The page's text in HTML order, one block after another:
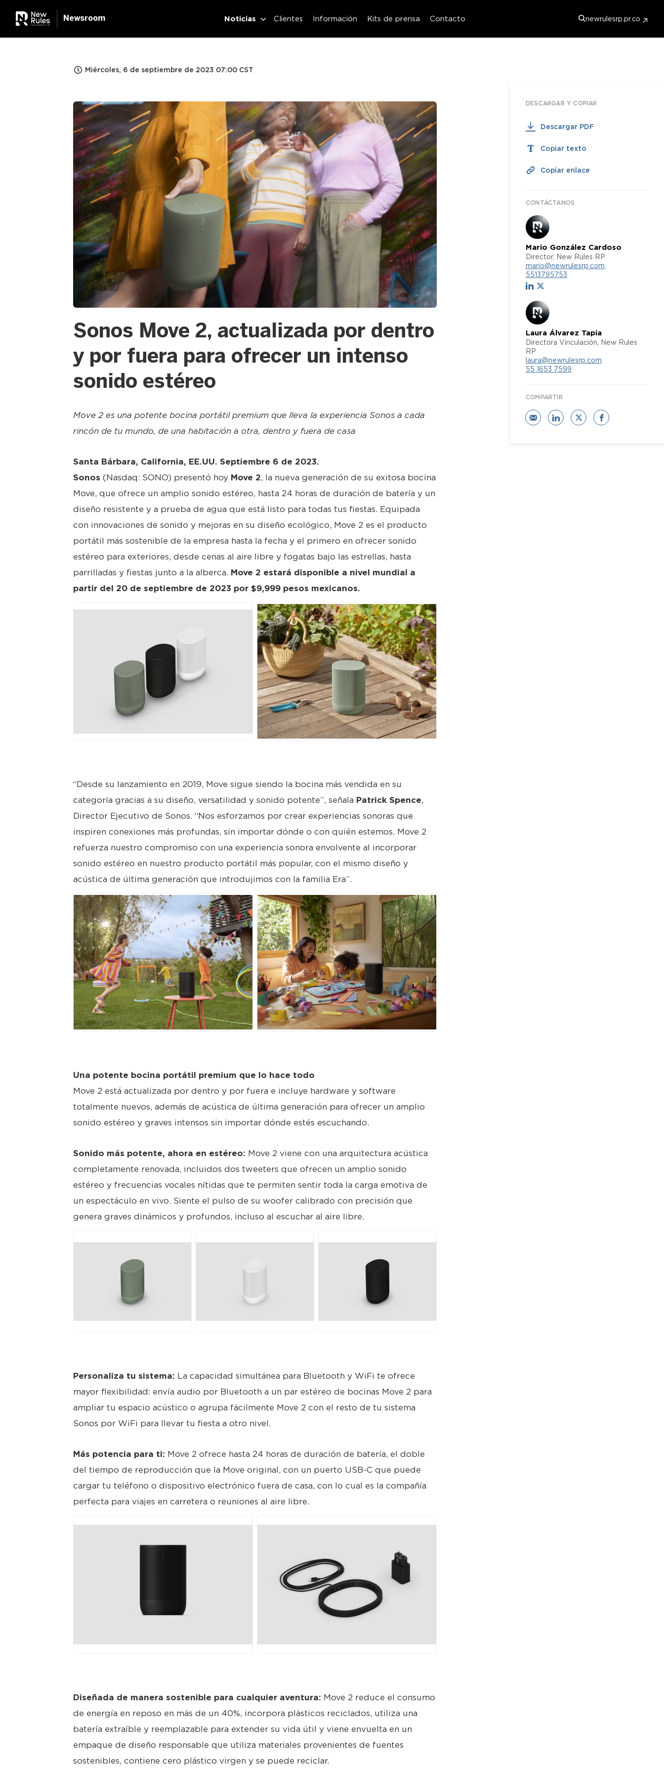
Newsroom Noticias Clientes Información Kits de prensa Contacto newrulesrp.pr.co
Miércoles, 6 de septiembre de 2023 07:00 CST
JPG
Sonos Move 2, actualizada por dentro
y por fuera para ofrecer un intenso
sonido estéreo
Move 2 es una potente bocina portátil premium que lleva la experiencia Sonos a cada
rincón de tu mundo, de una habitación a otra, dentro y fuera de casa
Santa Bárbara, California, EE.UU. Septiembre 6 de 2023.
Sonos (Nasdaq: SONO) presentó hoy Move 2, la nueva generación de su exitosa bocina
Move, que ofrece un amplio sonido estéreo, hasta 24 horas de duración de batería y un
diseño resistente y a prueba de agua que está listo para todas tus fiestas. Equipada
con innovaciones de sonido y mejoras en su diseño ecológico, Move 2 es el producto
portátil más sostenible de la empresa hasta la fecha y el primero en ofrecer sonido
estéreo para exteriores, desde cenas al aire libre y fogatas bajo las estrellas, hasta
parrilladas y fiestas junto a la alberca. Move 2 estará disponible a nivel mundial a
partir del 20 de septiembre de 2023 por $9,999 pesos mexicanos.
JPG
“Desde su lanzamiento en 2019, Move sigue siendo la bocina más vendida en su
categoría gracias a su diseño, versatilidad y sonido potente”, señala Patrick Spence,
Director Ejecutivo de Sonos. “Nos esforzamos por crear experiencias sonoras que
inspiren conexiones más profundas, sin importar dónde o con quién estemos. Move 2
refuerza nuestro compromiso con una experiencia sonora envolvente al incorporar
sonido estéreo en nuestro producto portátil más popular, con el mismo diseño y
acústica de última generación que introdujimos con la familia Era”.
JPG JPG
Una potente bocina portátil premium que lo hace todo
Move 2 está actualizada por dentro y por fuera e incluye hardware y software
totalmente nuevos, además de acústica de última generación para ofrecer un amplio
sonido estéreo y graves intensos sin importar dónde estés escuchando.
Sonido más potente, ahora en estéreo: Move 2 viene con una arquitectura acústica
completamente renovada, incluidos dos tweeters que ofrecen un amplio sonido
estéreo y frecuencias vocales nítidas que te permiten sentir toda la carga emotiva de
un espectáculo en vivo. Siente el pulso de su woofer calibrado con precisión que
genera graves dinámicos y profundos, incluso al escuchar al aire libre.
JPG JPG JPG
Personaliza tu sistema: La capacidad simultánea para Bluetooth y WiFi te ofrece
mayor flexibilidad: envía audio por Bluetooth a un par estéreo de bocinas Move 2 para
ampliar tu espacio acústico o agrupa fácilmente Move 2 con el resto de tu sistema
Sonos por WiFi para llevar tu fiesta a otro nivel.
Más potencia para ti: Move 2 ofrece hasta 24 horas de duración de batería, el doble
del tiempo de reproducción que la Move original, con un puerto USB-C que puede
cargar tu teléfono o dispositivo electrónico fuera de casa, con lo cual es la compañía
perfecta para viajes en carretera o reuniones al aire libre.
Diseñada de manera sostenible para cualquier aventura: Move 2 reduce el consumo
de energía en reposo en más de un 40%, incorpora plásticos reciclados, utiliza una
batería extraíble y reemplazable para extender su vida útil y viene envuelta en un
empaque de diseño responsable que utiliza materiales provenientes de fuentes
sostenibles, contiene cero plástico virgen y se puede reciclar.
DESCARGAR Y COPIAR
Descargar PDF
Copiar texto
Copiar enlace
CONTÁCTANOS
Mario González Cardoso
Director, New Rules RP
mario@newrulesrp.com
5513795753
Laura Álvarez Tapia
Directora Vinculación, New Rules
RP
laura@newrulesrp.com
55 1653 7599
COMPARTIR